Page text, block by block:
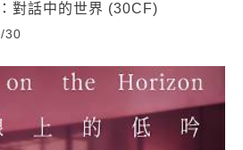
對話中的世界 (30CF)
30